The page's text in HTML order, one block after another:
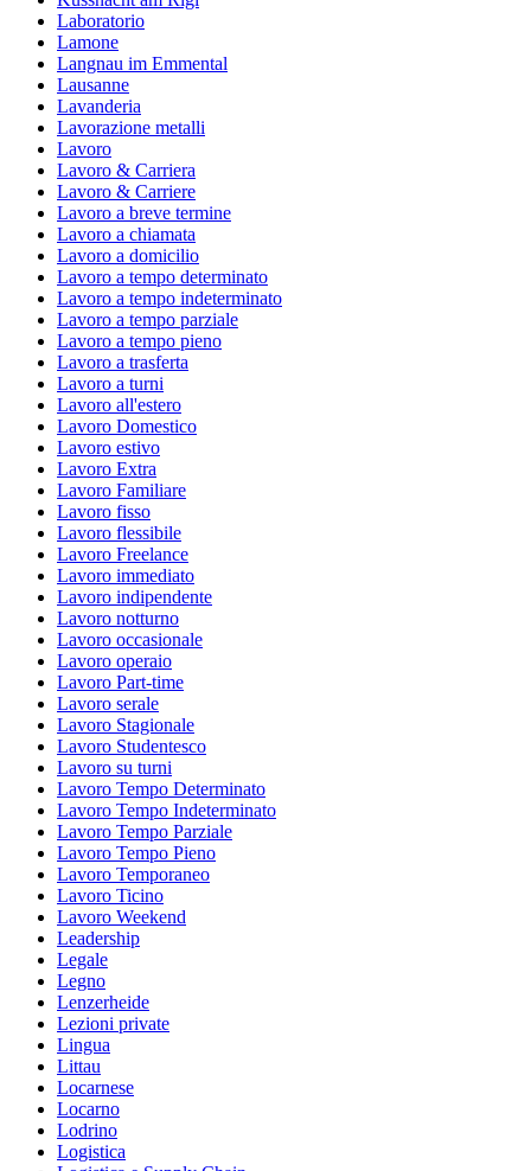
Laboratorio
Lamone
Langnau im Emmental
Lausanne
Lavanderia
Lavorazione metalli
Lavoro
Lavoro & Carriera
Lavoro & Carriere
Lavoro a breve termine
Lavoro a chiamata
Lavoro a domicilio
Lavoro a tempo determinato
Lavoro a tempo indeterminato
Lavoro a tempo parziale
Lavoro a tempo pieno
Lavoro a trasferta
Lavoro a turni
Lavoro all'estero
Lavoro Domestico
Lavoro estivo
Lavoro Extra
Lavoro Familiare
Lavoro fisso
Lavoro flessibile
Lavoro Freelance
Lavoro immediato
Lavoro indipendente
Lavoro notturno
Lavoro occasionale
Lavoro operaio
Lavoro Part-time
Lavoro serale
Lavoro Stagionale
Lavoro Studentesco
Lavoro su turni
Lavoro Tempo Determinato
Lavoro Tempo Indeterminato
Lavoro Tempo Parziale
Lavoro Tempo Pieno
Lavoro Temporaneo
Lavoro Ticino
Lavoro Weekend
Leadership
Legale
Legno
Lenzerheide
Lezioni private
Lingua
Littau
Locarnese
Locarno
Lodrino
Logistica